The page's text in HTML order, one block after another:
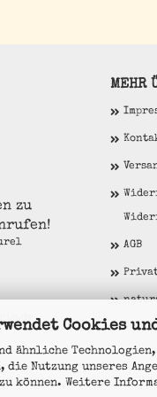
Cookies
ähnliche
die Nutzung unseres
können. Weitere
MEHR
AGB
zu